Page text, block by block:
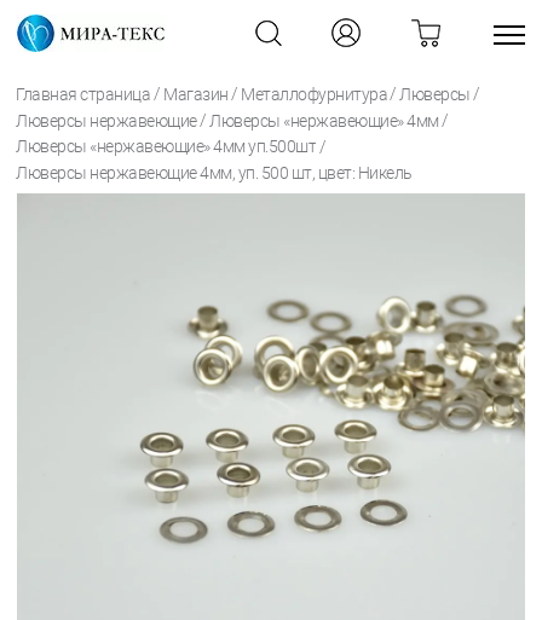
Главная страница / Магазин / Металлофурнитура / Люверсы /
Люверсы нержавеющие / Люверсы «нержавеющие» 4мм /
Люверсы «нержавеющие» 4мм уп.500шт /
Люверсы нержавеющие 4мм, уп. 500 шт, цвет: Никель